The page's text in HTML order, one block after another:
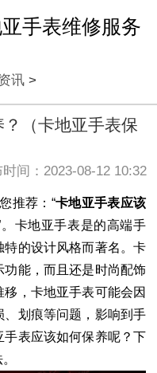
手表维修服务
讯>
（卡地亚手表保
间：2023-08-12 10:32
推荐：“卡地亚手表应该
。卡地亚手表是的高端手
的设计风格而著名。卡
能，而且还是时尚配饰
，卡地亚手表可能会因
划痕等问题，影响到手
表应该如何保养呢？下